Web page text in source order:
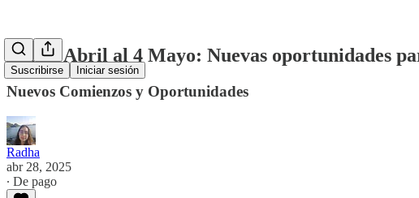
Suscribirse Iniciar sesión
Del 28 Abril al 4 Mayo: Nuevas oportunidades
Nuevos Comienzos y Oportunidades
Radha
abr 28, 2025
∙ De pago